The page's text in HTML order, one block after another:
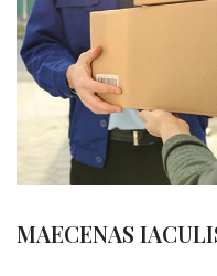
MAECENAS